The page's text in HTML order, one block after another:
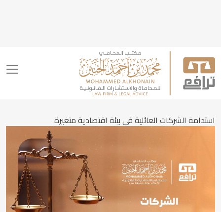
استدامة الشركات العائلية في بيئة اقتصادية متغيرة